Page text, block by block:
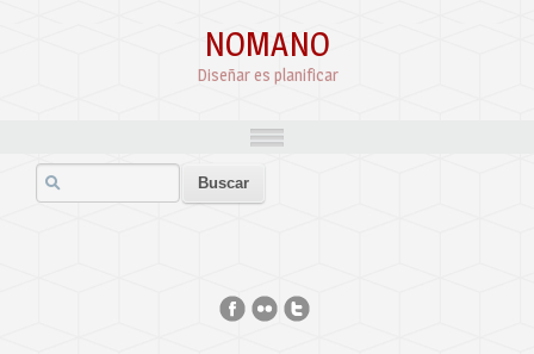
NOMANO
Diseñar es planificar